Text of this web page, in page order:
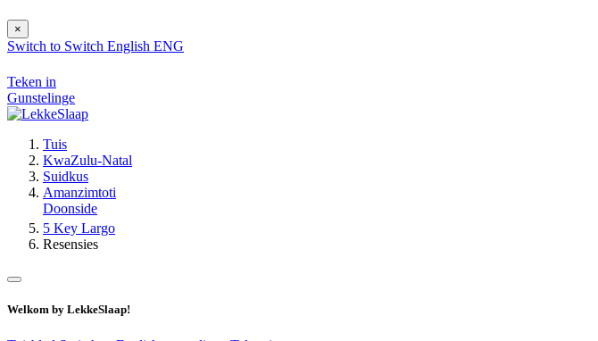
×
Switch to Switch English ENG
Teken in
Gunstelinge
Tuis
KwaZulu-Natal
Suidkus
Amanzimtoti
Doonside
5 Key Largo
Resensies
Welkom by LekkeSlaap!